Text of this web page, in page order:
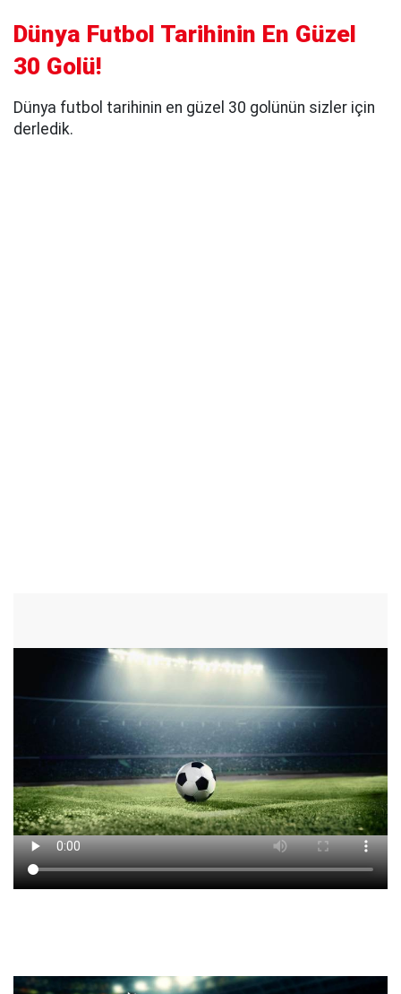
Dünya Futbol Tarihinin En Güzel
30 Golü!
Dünya futbol tarihinin en güzel 30 golünün sizler için
derledik.